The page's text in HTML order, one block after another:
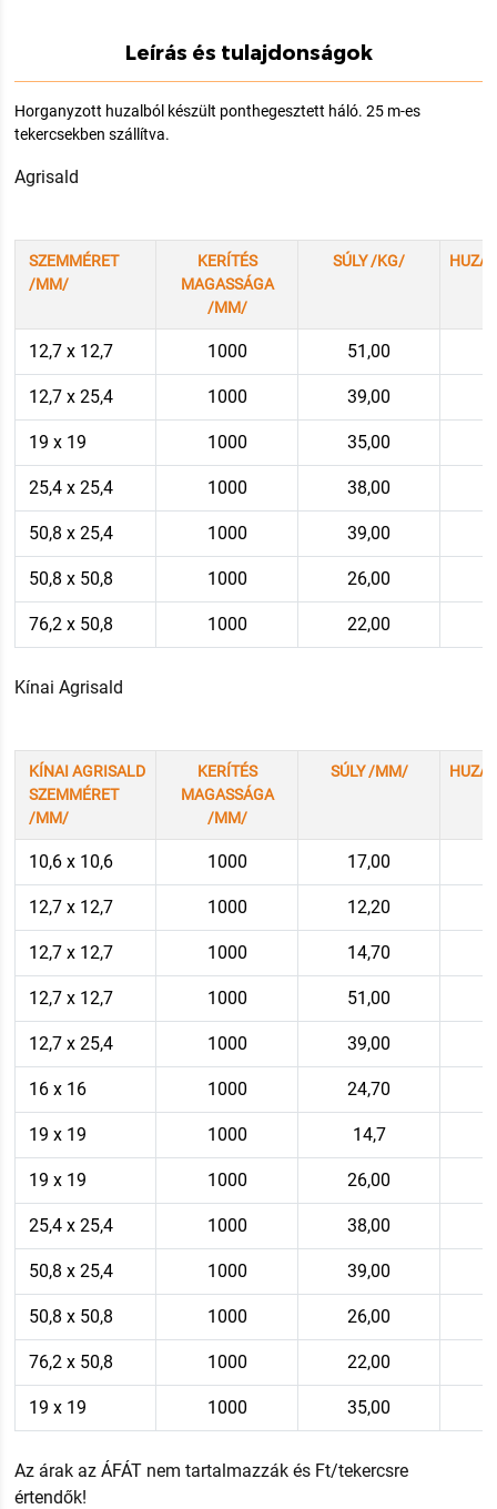
Leírás és tulajdonságok
Horganyzott huzalból készült ponthegesztett háló. 25 m-es
tekercsekben szállítva.
Agrisald
SZEMMÉRET
/MM/
KERÍTÉS
MAGASSÁGA
/MM/
SÚLY /KG/
12,7 x 12,7 1000 51,00
12,7 x 25,4 1000 39,00
19 x 19 1000 35,00
25,4 x 25,4 1000 38,00
50,8 x 25,4 1000 39,00
50,8 x 50,8 1000 26,00
76,2 x 50,8 1000 22,00
Kínai Agrisald
KÍNAI AGRISALD
SZEMMÉRET
/MM/
KERÍTÉS
MAGASSÁGA
/MM/
SÚLY /MM/
10,6 x 10,6 1000 17,00
12,7 x 12,7 1000 12,20
12,7 x 12,7 1000 14,70
12,7 x 12,7 1000 51,00
12,7 x 25,4 1000 39,00
16 x 16 1000 24,70
19 x 19 1000 14,7
19 x 19 1000 26,00
25,4 x 25,4 1000 38,00
50,8 x 25,4 1000 39,00
50,8 x 50,8 1000 26,00
76,2 x 50,8 1000 22,00
19 x 19 1000 35,00
Az árak az ÁFÁT nem tartalmazzák és Ft/tekercsre
értendők!